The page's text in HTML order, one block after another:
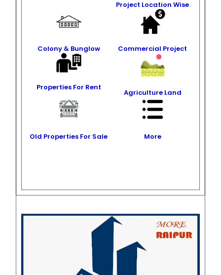
Project Location Wise
Colony & Bunglow Commercial Project
Properties For Rent
Agriculture Land
Old Properties For Sale More